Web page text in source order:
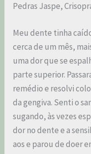
Pedras Jaspe,
Meu dente tinha
cerca de um mês,
uma dor que se
parte superior.
remédio e resolvi
da gengiva. Senti o
sugando, às vezes
dor no dente e a
aos e parou de doer